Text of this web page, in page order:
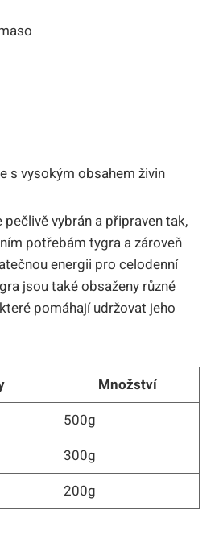
s vysokým obsahem živin
vybrán a připraven tak,
potřebám tygra a zároveň
energii pro celodenní
jsou také obsaženy různé
pomáhají udržovat jeho
Množství
500g
300g
200g